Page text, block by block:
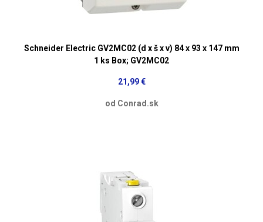
Schneider Electric GV2MC02 (d x š x v) 84 x 93 x 147 mm
1 ks Box; GV2MC02
21,99 €
od Conrad.sk